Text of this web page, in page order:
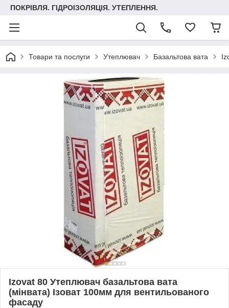
ПОКРІВЛЯ. ГІДРОІЗОЛЯЦІЯ. УТЕПЛЕННЯ.
Товари та послуги Утеплювач Базальтова вата
Izovat 80 Утеплювач базальтова вата
(мінвата) Ізоват 100мм для вентильованого
фасаду